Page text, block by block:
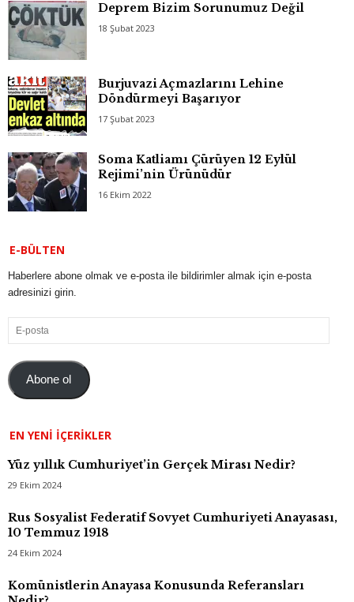
Deprem Bizim Sorunumuz Değil
18 Şubat 2023
Burjuvazi Açmazlarını Lehine
Döndürmeyi Başarıyor
17 Şubat 2023
Soma Katliamı Çürüyen 12 Eylül
Rejimi’nin Ürünüdür
16 Ekim 2022
E-BÜLTEN
Haberlere abone olmak ve e-posta ile bildirimler almak için e-posta
adresinizi girin.
E-
posta
Abone ol
EN YENI İÇERIKLER
Yüz yıllık Cumhuriyet’in Gerçek Mirası Nedir?
29 Ekim 2024
Rus Sosyalist Federatif Sovyet Cumhuriyeti Anayasası,
10 Temmuz 1918
24 Ekim 2024
Komünistlerin Anayasa Konusunda Referansları